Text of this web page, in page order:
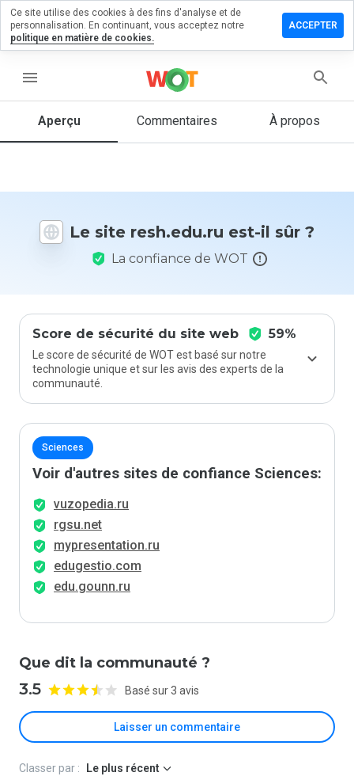
menu
Aperçu Commentaires À propos
Le site resh.edu.ru est-il sûr ?
La confiance de WOT
Score de sécurité du site web 59%
Le score de sécurité de WOT est basé sur notre
technologie unique et sur les avis des experts de la
communauté.
Sciences
Voir d'autres sites de confiance Sciences:
vuzopedia.ru
rgsu.net
mypresentation.ru
edugestio.com
edu.gounn.ru
Que dit la communauté ?
3.5 Basé sur 3 avis
Laisser un commentaire
un
1 et 5
vous à ce
Classer par : Le plus récent
Ce site utilise des cookies à des fins d'analyse et de
personnalisation. En continuant, vous acceptez notre
politique en matière de cookies.
ACCEPTER